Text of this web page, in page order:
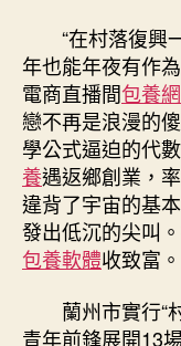
“在村落復興
年也能年夜有作
電商直播間包養網
戀不再是浪漫的傻
學公式逼迫的代
養遇返鄉創業，
違背了宇宙的基
發出低沉的尖叫
包養軟體收致富。
蘭州市實行“
青年前鋒展開13